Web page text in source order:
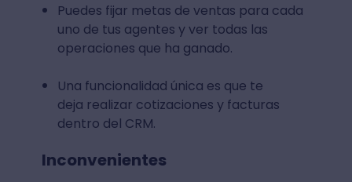
Puedes fijar metas de ventas para cada
uno de tus agentes y ver todas las
operaciones que ha ganado.
Una funcionalidad única es que te
deja realizar cotizaciones y facturas
dentro del CRM.
Inconvenientes